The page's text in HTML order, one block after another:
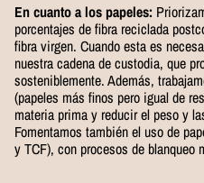
En cuanto a los papeles:
porcentajes de fibra reciclada
fibra virgen. Cuando esta es
nuestra cadena de custodia, que
sosteniblemente. Además,
(papeles más finos pero igual de
materia prima y reducir el peso y
Fomentamos también el uso de
y TCF), con procesos de blanqueo